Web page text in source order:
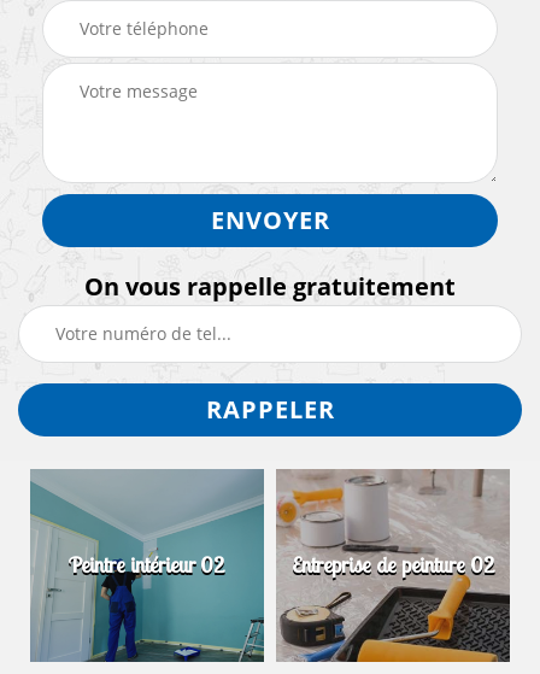
On vous rappelle gratuitement
Peintre intérieur 02 Entreprise de peinture 02